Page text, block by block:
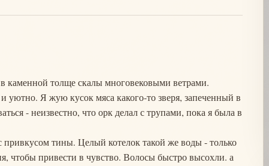
толще скалы многовековыми ветрами.
Я жую кусок мяса какого-то зверя, запеченный в
- неизвестно, что орк делал с трупами, пока я была в
привкусом тины. Целый котелок такой же воды - только
чтобы привести в чувство. Волосы быстро высохли. а